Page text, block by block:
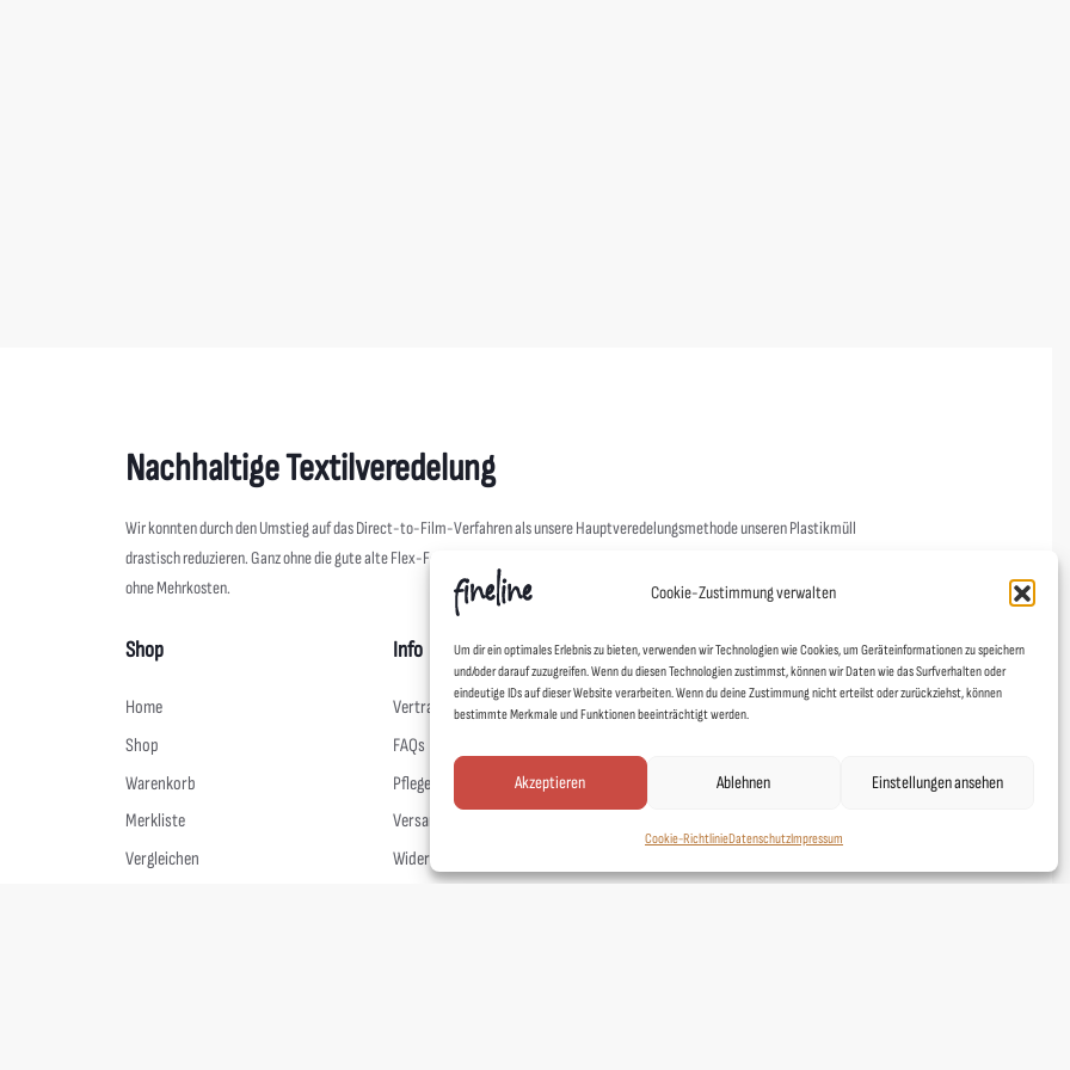
Cookie-Zustimmung verwalten
Um dir ein optimales Erlebnis zu bieten, verwenden wir Technologien wie Cookies, um Geräteinformationen zu speichern
und/oder darauf zuzugreifen. Wenn du diesen Technologien zustimmst, können wir Daten wie das Surfverhalten oder
eindeutige IDs auf dieser Website verarbeiten. Wenn du deine Zustimmung nicht erteilst oder zurückziehst, können
bestimmte Merkmale und Funktionen beeinträchtigt werden.
Akzeptieren Ablehnen Einstellungen ansehen
Cookie-RichtlinieDatenschutzImpressum
Nachhaltige Textilveredelung
Wir konnten durch den Umstieg auf das Direct-to-Film-Verfahren als unsere Hauptveredelungsmethode unseren Plastikmüll
drastisch reduzieren. Ganz ohne die gute alte Flex-Folie geht es aber nicht. Unsere Garne sind aus nachhaltiger Produktion und das
ohne Mehrkosten.
Shop
Home
Shop
Warenkorb
Merkliste
Vergleichen
Info
Vertrag widerrufen
FAQs
Pflegehinweise
Versand & Lieferung
Widerruf
Links
Kontakt
Showroom